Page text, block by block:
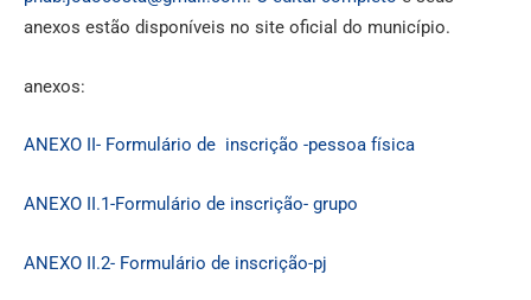
anexos estão disponíveis no site oficial do município.
anexos:
ANEXO II- Formulário de inscrição -pessoa física
ANEXO II.1-Formulário de inscrição- grupo
ANEXO II.2- Formulário de inscrição-pj